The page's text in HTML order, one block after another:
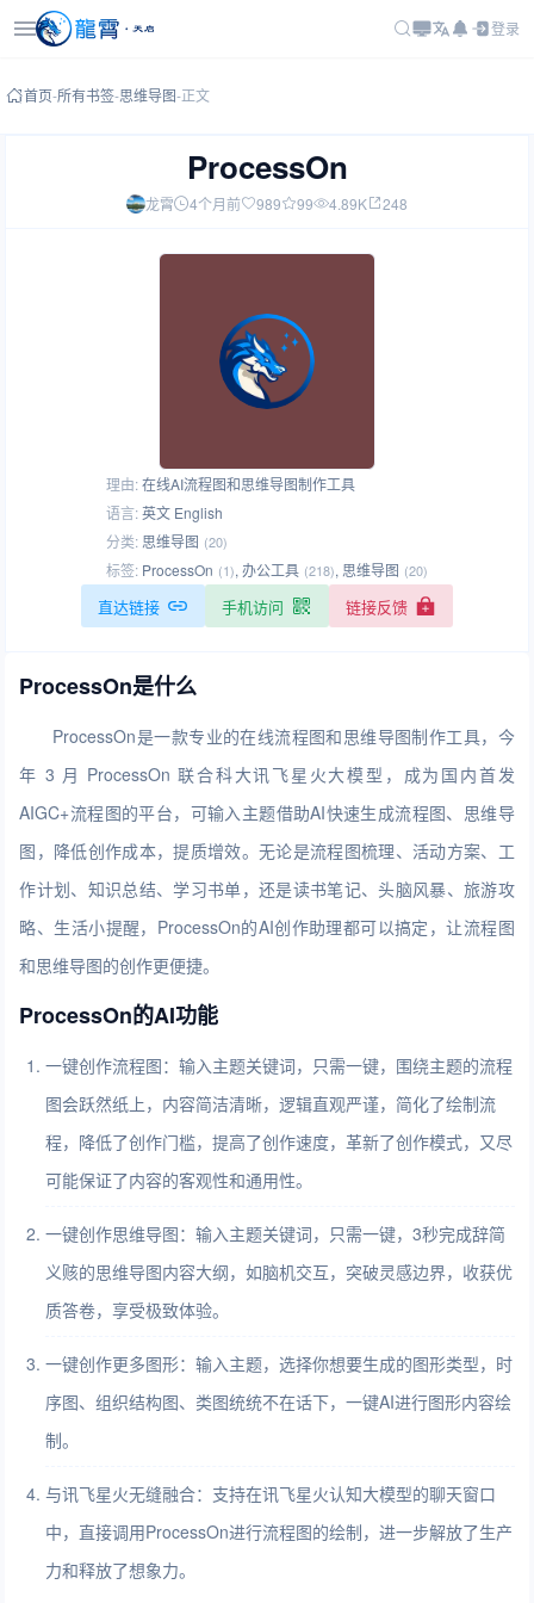
登录
首页-所有书签-思维导图-正文
ProcessOn
龙霄 4个月前 989 99 4.89K 248
理由:在线AI流程图和思维导图制作工具
语言:英文 English
分类: 思维导图 (20)
标签: ProcessOn (1), 办公工具 (218), 思维导图 (20)
直达链接 手机访问 链接反馈
ProcessOn是什么
ProcessOn是一款专业的在线流程图和思维导图制作工具，今
年 3 月 ProcessOn 联合科大讯飞星火大模型，成为国内首发
AIGC+流程图的平台，可输入主题借助AI快速生成流程图、思维导
图，降低创作成本，提质增效。无论是流程图梳理、活动方案、工
作计划、知识总结、学习书单，还是读书笔记、头脑风暴、旅游攻
略、生活小提醒，ProcessOn的AI创作助理都可以搞定，让流程图
和思维导图的创作更便捷。
ProcessOn的AI功能
一键创作流程图：输入主题关键词，只需一键，围绕主题的流程
图会跃然纸上，内容简洁清晰，逻辑直观严谨，简化了绘制流
程，降低了创作门槛，提高了创作速度，革新了创作模式，又尽
可能保证了内容的客观性和通用性。
一键创作思维导图：输入主题关键词，只需一键，3秒完成辞简
义赅的思维导图内容大纲，如脑机交互，突破灵感边界，收获优
质答卷，享受极致体验。
一键创作更多图形：输入主题，选择你想要生成的图形类型，时
序图、组织结构图、类图统统不在话下，一键AI进行图形内容绘
制。
与讯飞星火无缝融合：支持在讯飞星火认知大模型的聊天窗口
中，直接调用ProcessOn进行流程图的绘制，进一步解放了生产
力和释放了想象力。